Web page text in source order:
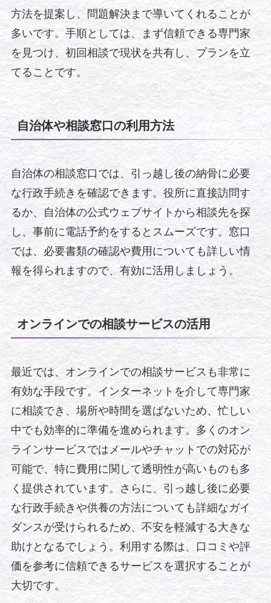
方法を提案し、問題解決まで導いてくれることが
多いです。手順としては、まず信頼できる専門家
を見つけ、初回相談で現状を共有し、プランを立
てることです。
自治体や相談窓口の利用方法
自治体の相談窓口では、引っ越し後の納骨に必要
な行政手続きを確認できます。役所に直接訪問す
るか、自治体の公式ウェブサイトから相談先を探
し、事前に電話予約をするとスムーズです。窓口
では、必要書類の確認や費用についても詳しい情
報を得られますので、有効に活用しましょう。
オンラインでの相談サービスの活用
最近では、オンラインでの相談サービスも非常に
有効な手段です。インターネットを介して専門家
に相談でき、場所や時間を選ばないため、忙しい
中でも効率的に準備を進められます。多くのオン
ラインサービスではメールやチャットでの対応が
可能で、特に費用に関して透明性が高いものも多
く提供されています。さらに、引っ越し後に必要
な行政手続きや供養の方法についても詳細なガイ
ダンスが受けられるため、不安を軽減する大きな
助けとなるでしょう。利用する際は、口コミや評
価を参考に信頼できるサービスを選択することが
大切です。